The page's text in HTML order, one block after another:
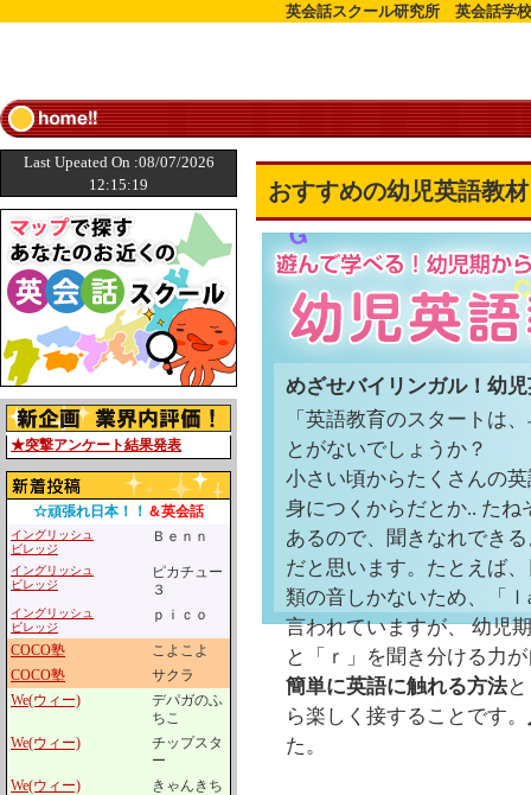
英会話スクール研究所 英会話学
Last Upeated On :08/07/2026
12:15:19
★突撃アンケート結果発表
☆頑張れ日本！！ ＆英会話
イングリッシュ
ビレッジ
Ｂｅｎｎ
イングリッシュ
ビレッジ
ピカチュー
３
イングリッシュ
ビレッジ
ｐｉｃｏ
COCO塾
こよこよ
COCO塾
サクラ
We(ウィー)
デパガのふ
ちこ
We(ウィー)
チップスタ
ー
We(ウィー)
きゃんきち
おすすめの幼児英語教
めざせバイリンガル！幼
「英語教育のスタートは
とがないでしょうか？
小さい頃からたくさんの
身につくからだとか.. た
あるので、聞きなれでき
だと思います。たとえば
類の音しかないため、「
言われていますが、 幼児
と「ｒ」を聞き分ける力
簡単に英語に触れる方法
ら楽しく接することです。
た。